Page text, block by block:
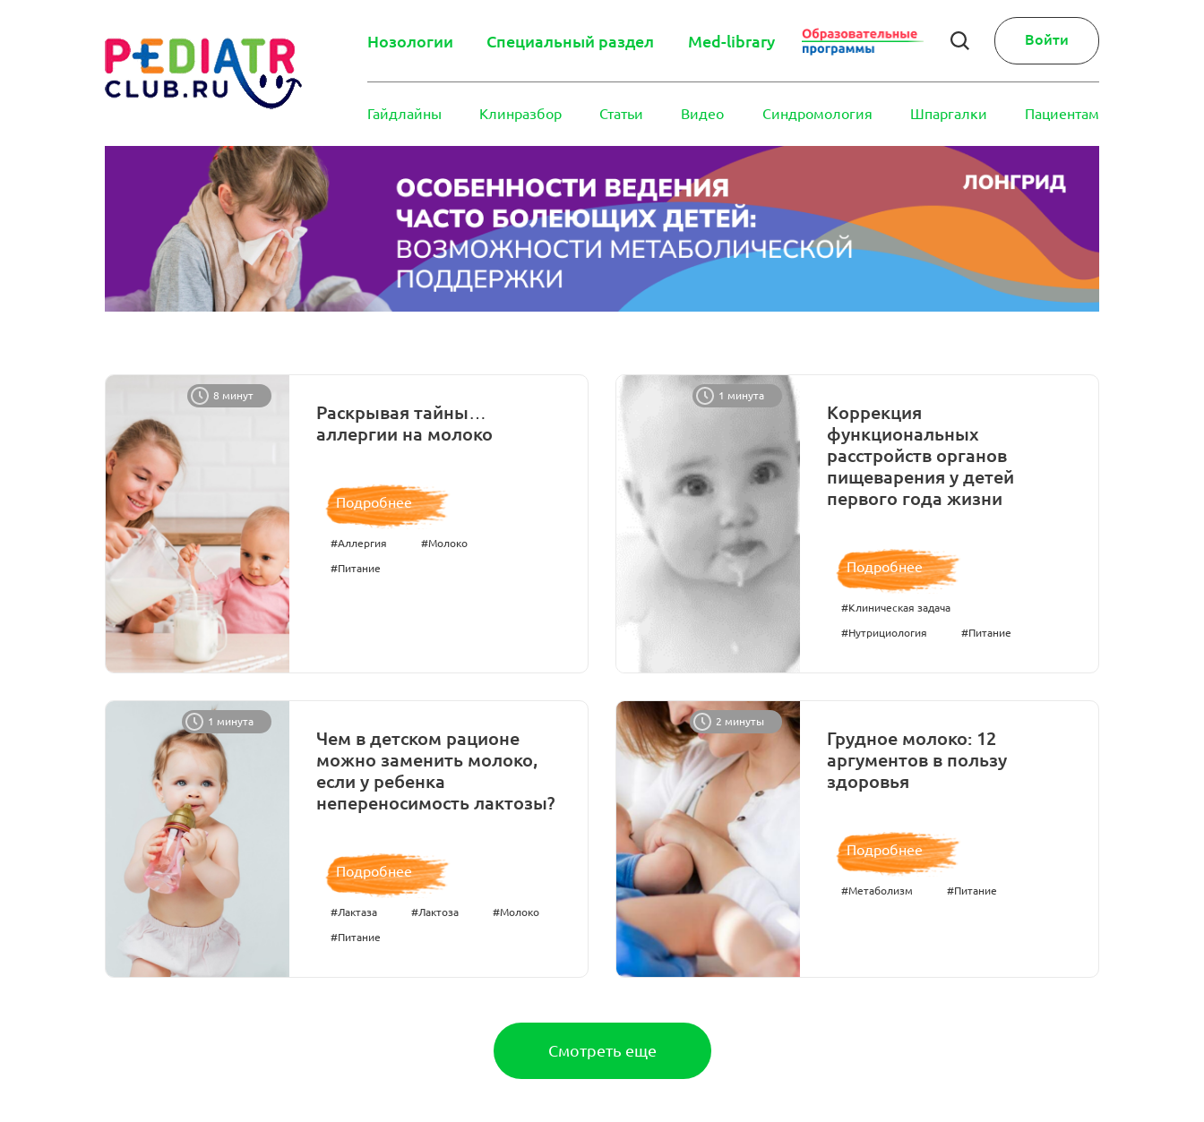
Нозологии Специальный раздел Med-library Войти
Гайдлайны Клинразбор Статьи Видео Синдромология Шпаргалки Пациентам
8 минут
Раскрывая тайны…
аллергии на молоко
Подробнее
#Аллергия #Молоко
#Питание
1 минута
Коррекция
функциональных
расстройств органов
пищеварения у детей
первого года жизни
Подробнее
#Клиническая задача
#Нутрициология #Питание
1 минута
Чем в детском рационе
можно заменить молоко,
если у ребенка
непереносимость лактозы?
Подробнее
#Лактаза #Лактоза #Молоко
#Питание
2 минуты
Грудное молоко: 12
аргументов в пользу
здоровья
Подробнее
#Метаболизм #Питание
Смотреть еще